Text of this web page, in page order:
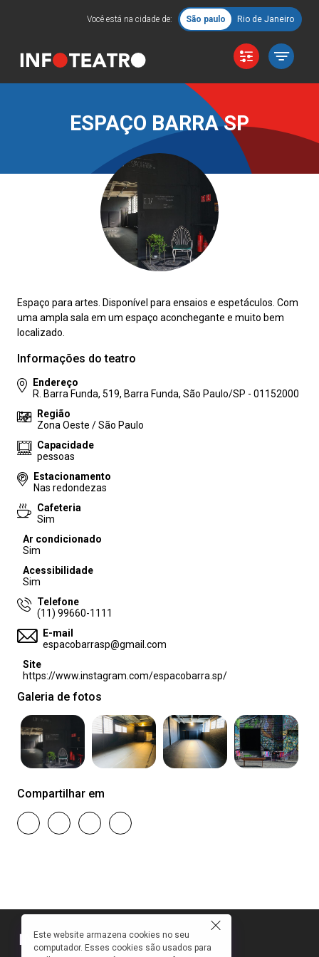
Você está na cidade de: São paulo Rio de Janeiro
ESPAÇO BARRA SP
Espaço para artes. Disponível para ensaios e espetáculos. Com
uma ampla sala em um espaço aconchegante e muito bem
localizado.
Informações do teatro
Endereço
R. Barra Funda, 519, Barra Funda, São Paulo/SP - 01152000
Região
Zona Oeste / São Paulo
Capacidade
pessoas
Estacionamento
Nas redondezas
Cafeteria
Sim
Ar condicionado
Sim
Acessibilidade
Sim
Telefone
(11) 99660-1111
E-mail
espacobarrasp@gmail.com
Site
https://www.instagram.com/espacobarra.sp/
Galeria de fotos
Compartilhar em
Este website armazena cookies no seu
computador. Esses cookies são usados para